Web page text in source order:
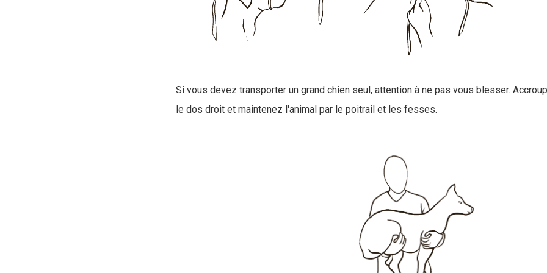
Si vous devez transporter un grand chien seul, attention à ne pas vous blesser.
le dos droit et maintenez l'animal par le poitrail et les fesses.